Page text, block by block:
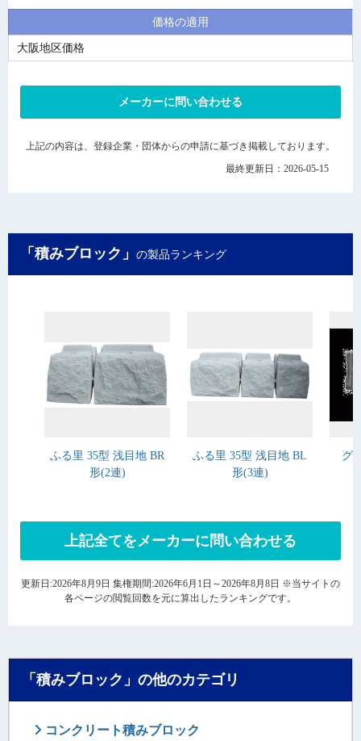
価格の適用
大阪地区価格
メーカーに問い合わせる
上記の内容は、登録企業・団体からの申請に基づき掲載しております。
最終更新日：2026-05-15
「積みブロック」 の製品ランキング
ふる里 35型 浅目地 BR
形(2連)
ふる里 35型 浅目地 BL
形(3連)
グ
上記全てをメーカーに問い合わせる
更新日:2026年8月9日 集権期間:2026年6月1日～2026年8月8日 ※当サイトの
各ページの閲覧回数を元に算出したランキングです。
「積みブロック」の他のカテゴリ
コンクリート積みブロック